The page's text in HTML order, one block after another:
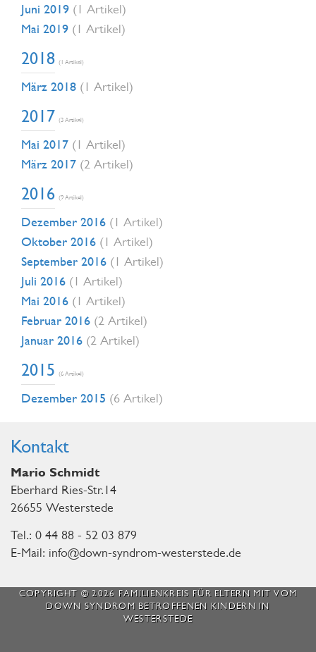
Juni 2019 (1 Artikel)
Mai 2019 (1 Artikel)
2018 (1 Artikel)
März 2018 (1 Artikel)
2017 (3 Artikel)
Mai 2017 (1 Artikel)
März 2017 (2 Artikel)
2016 (9 Artikel)
Dezember 2016 (1 Artikel)
Oktober 2016 (1 Artikel)
September 2016 (1 Artikel)
Juli 2016 (1 Artikel)
Mai 2016 (1 Artikel)
Februar 2016 (2 Artikel)
Januar 2016 (2 Artikel)
2015 (6 Artikel)
Dezember 2015 (6 Artikel)
Kontakt
Mario Schmidt
Eberhard Ries-Str.14
26655 Westerstede
Tel.: 0 44 88 - 52 03 879
E-Mail: info@down-syndrom-westerstede.de
COPYRIGHT © 2026 FAMILIENKREIS FÜR ELTERN MIT VOM
DOWN SYNDROM BETROFFENEN KINDERN IN
WESTERSTEDE